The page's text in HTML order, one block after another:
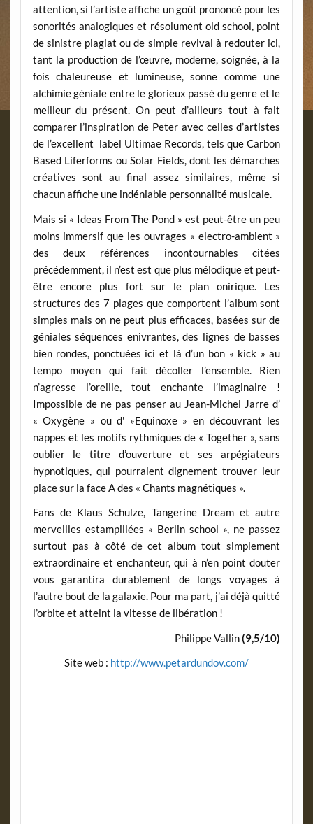
attention, si l’artiste affiche un goût prononcé pour les
sonorités analogiques et résolument old school, point
de sinistre plagiat ou de simple revival à redouter ici,
tant la production de l’œuvre, moderne, soignée, à la
fois chaleureuse et lumineuse, sonne comme une
alchimie géniale entre le glorieux passé du genre et le
meilleur du présent. On peut d’ailleurs tout à fait
comparer l’inspiration de Peter avec celles d’artistes
de l’excellent label Ultimae Records, tels que Carbon
Based Liferforms ou Solar Fields, dont les démarches
créatives sont au final assez similaires, même si
chacun affiche une indéniable personnalité musicale.
Mais si « Ideas From The Pond » est peut-être un peu
moins immersif que les ouvrages « electro-ambient »
des deux références incontournables citées
précédemment, il n’est est que plus mélodique et peut-
être encore plus fort sur le plan onirique. Les
structures des 7 plages que comportent l’album sont
simples mais on ne peut plus efficaces, basées sur de
géniales séquences enivrantes, des lignes de basses
bien rondes, ponctuées ici et là d’un bon « kick » au
tempo moyen qui fait décoller l’ensemble. Rien
n’agresse l’oreille, tout enchante l’imaginaire !
Impossible de ne pas penser au Jean-Michel Jarre d’
« Oxygène » ou d' »Equinoxe » en découvrant les
nappes et les motifs rythmiques de « Together », sans
oublier le titre d’ouverture et ses arpégiateurs
hypnotiques, qui pourraient dignement trouver leur
place sur la face A des « Chants magnétiques ».
Fans de Klaus Schulze, Tangerine Dream et autre
merveilles estampillées « Berlin school », ne passez
surtout pas à côté de cet album tout simplement
extraordinaire et enchanteur, qui à n’en point douter
vous garantira durablement de longs voyages à
l’autre bout de la galaxie. Pour ma part, j’ai déjà quitté
l’orbite et atteint la vitesse de libération !
Philippe Vallin(9,5/10)
Site web : http://www.petardundov.com/